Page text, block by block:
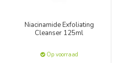
Niacinamide Exfoliating
Cleanser 125ml
Op voorraad